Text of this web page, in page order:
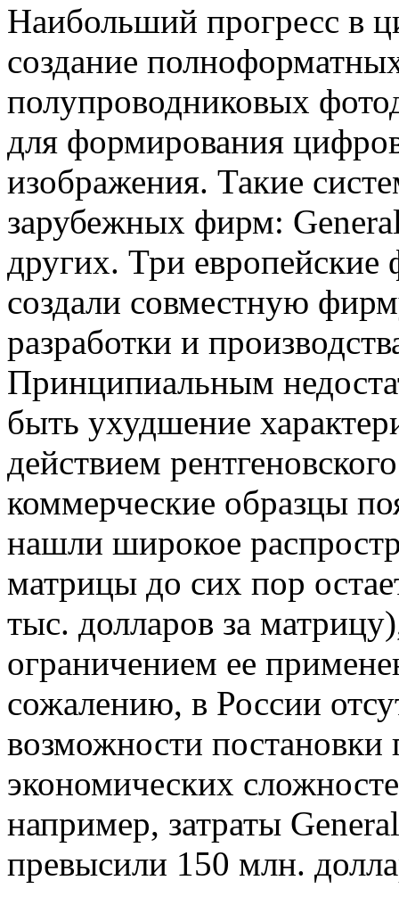
Наибольший прогресс в
создание
полупроводниковых
для формирования
изображения. Такие
зарубежных фирм:
других. Три
создали совместную
разработки и
Принципиальным
быть ухудшение
действием
коммерческие образцы
нашли широкое
матрицы до сих пор
тыс. долларов за
ограничением ее
сожалению, в России
возможности постановки
экономических
например, затраты
превысили 150 млн.